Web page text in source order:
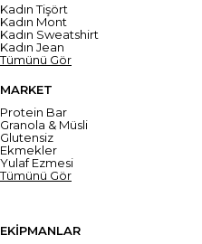
Kadın Tişört
Kadın Mont
Kadın Sweatshirt
Kadın Jean
Tümünü Gör
MARKET
Protein Bar
Granola & Müsli
Glutensiz
Ekmekler
Yulaf Ezmesi
Tümünü Gör
EKİPMANLAR